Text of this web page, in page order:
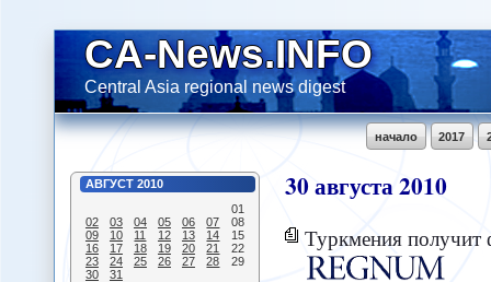
CA-News.INFO
Central Asia regional news digest
2017
начало
АВГУСТ 2010
01
02
03 04 05 06 07
08
09
10 11 12 13 14
15
16
17 18 19 20 21
22
23
24 25 26 27 28
29
30
31
30августа2010
Туркмения получит